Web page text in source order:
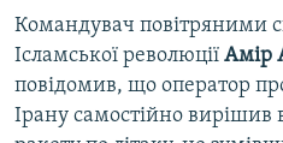
Командувач повітряними
Ісламської революції Амір
повідомив, що оператор
Ірану самостійно вирішив